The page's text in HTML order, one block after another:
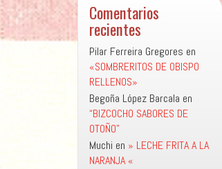
Comentarios
recientes
Pilar Ferreira Gregores en
«SOMBRERITOS DE OBISPO
RELLENOS»
Begoña López Barcala en
“BIZCOCHO SABORES DE
OTOÑO”
Muchi en » LECHE FRITA A LA
NARANJA «